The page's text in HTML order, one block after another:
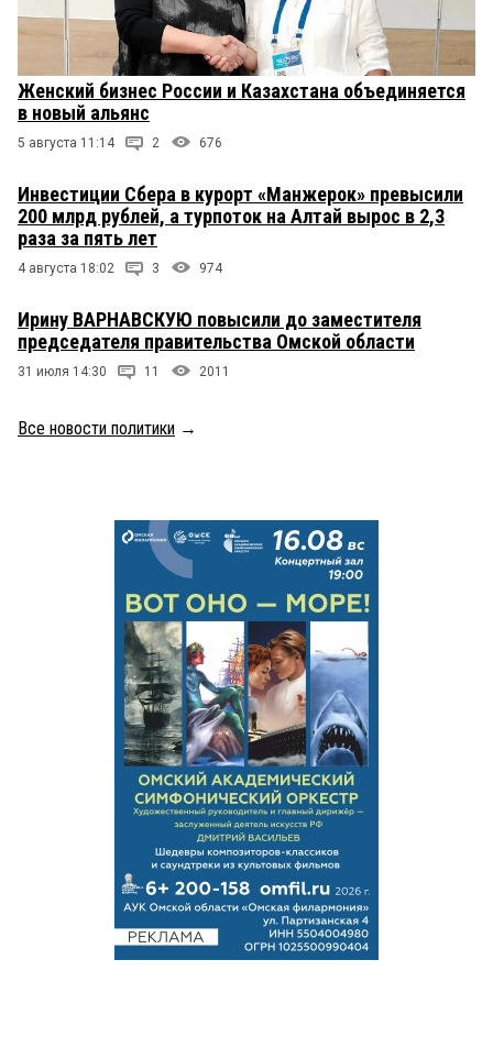
Женский бизнес России и Казахстана объединяется
в новый альянс
5 августа 11:14 2 676
Инвестиции Сбера в курорт «Манжерок» превысили
200 млрд рублей, а турпоток на Алтай вырос в 2,3
раза за пять лет
4 августа 18:02 3 974
Ирину ВАРНАВСКУЮ повысили до заместителя
председателя правительства Омской области
31 июля 14:30 11 2011
Все новости политики →